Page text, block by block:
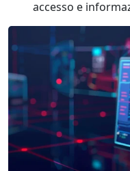
accesso e